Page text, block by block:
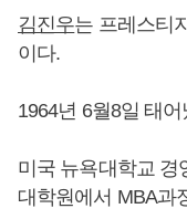
김진우는 프레스티
이다.
1964년 6월8일 태어
미국 뉴욕대학교 경
대학원에서 MBA과